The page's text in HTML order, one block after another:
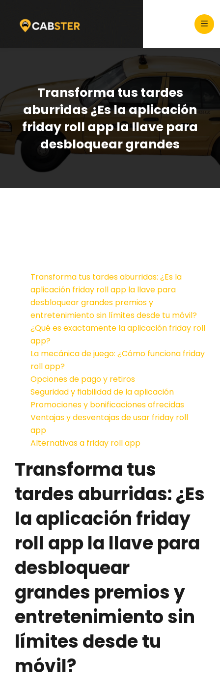
Transforma tus tardes
aburridas ¿Es la aplicación
friday roll app la llave para
desbloquear grandes
Transforma tus tardes aburridas: ¿Es la
aplicación friday roll app la llave para
desbloquear grandes premios y
entretenimiento sin límites desde tu móvil?
¿Qué es exactamente la aplicación friday roll
app?
La mecánica de juego: ¿Cómo funciona friday
roll app?
Opciones de pago y retiros
Seguridad y fiabilidad de la aplicación
Promociones y bonificaciones ofrecidas
Ventajas y desventajas de usar friday roll
app
Alternativas a friday roll app
Transforma tus
tardes aburridas: ¿Es
la aplicación friday
roll app la llave para
desbloquear
grandes premios y
entretenimiento sin
límites desde tu
móvil?